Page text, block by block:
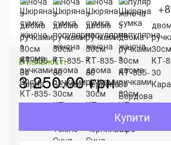
+8
В наявності
3 250.00 грн
Купити